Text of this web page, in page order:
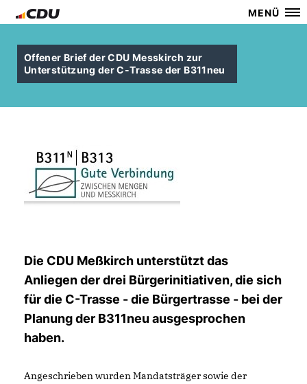
MENÜ
Offener Brief der CDU Messkirch zur
Unterstützung der C-Trasse der B311neu
Die CDU Meßkirch unterstützt das
Anliegen der drei Bürgerinitiativen, die sich
für die C-Trasse - die Bürgertrasse - bei der
Planung der B311neu ausgesprochen
haben.
Angeschrieben wurden Mandatsträger sowie der